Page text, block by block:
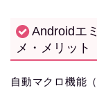
Androidエ
メ・メリット
自動マクロ機能